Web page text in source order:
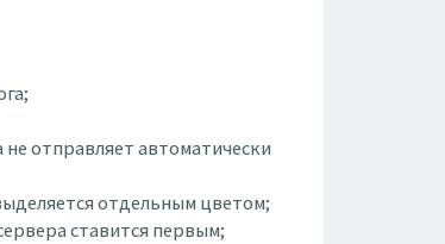
отправляет автоматически
отдельным цветом;
ставится первым;